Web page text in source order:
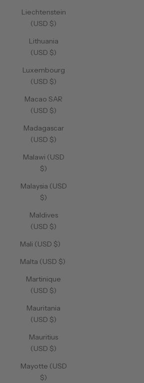
Liechtenstein
(USD $)
Lithuania
(USD $)
Luxembourg
(USD $)
Macao SAR
(USD $)
Madagascar
(USD $)
Malawi (USD
$)
Malaysia (USD
$)
Maldives
(USD $)
Mali (USD $)
Malta (USD $)
Martinique
(USD $)
Mauritania
(USD $)
Mauritius
(USD $)
Mayotte (USD
$)